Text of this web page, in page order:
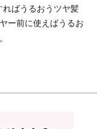
ばうるおうツヤ髪
ー前に使えばうるお